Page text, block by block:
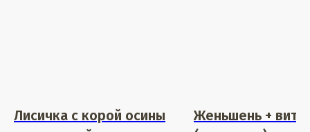
Лисичка с корой осины
Женьшень +